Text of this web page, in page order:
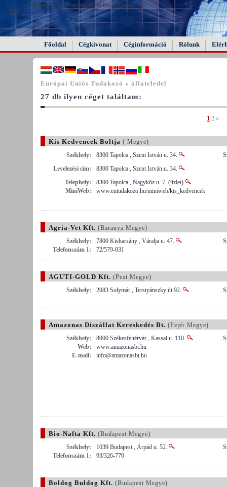
FAIL (the browser should render some flash content, not
this).
Főoldal Cégkivonat Céginformáció Rólunk
Európai Uniós Tudakozó « állateledel
27 db ilyen céget találtam:
1 2 »
Kis Kedvencek Boltja ( Megye)
Székhely:
8300 Tapolca , Szent István u. 34.
Levelezési cím:
8300 Tapolca , Szent István u. 34.
Telephely:
8300 Tapolca , Nagyköz u. 7. (üzlet)
MiniWeb:
www.eutudakozo.hu/miniweb/kis_kedvencek
Agria-Vet Kft. (Baranya Megye)
Székhely:
7800 Kisharsány , Váralja u. 47.
Telefonszám 1:
72/579-031
AGUTI-GOLD Kft. (Pest Megye)
Székhely:
2083 Solymár , Terstyánszky út 92.
Amazonas Díszállat Kereskedés Bt. (Fejér Megye)
Székhely:
8000 Székesfehérvár , Kassai u. 110.
Web:
www.amazonasbt.hu
E-mail:
info@amazonasbt.hu
Bio-Nafta Kft. (Budapest Megye)
Székhely:
1039 Budapest , Árpád u. 52.
Telefonszám 1:
93/326-770
Boldog Buldog Kft. (Budapest Megye)